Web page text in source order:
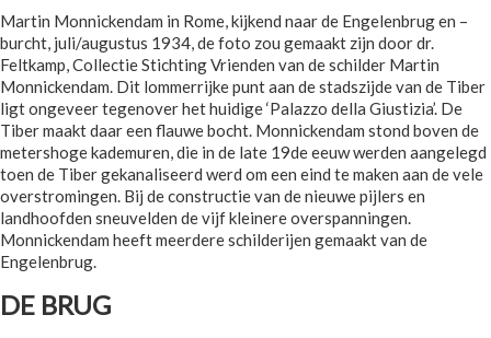
Martin Monnickendam in Rome, kijkend naar de Engelenbrug en –
burcht, juli/augustus 1934, de foto zou gemaakt zijn door dr.
Feltkamp, Collectie Stichting Vrienden van de schilder Martin
Monnickendam. Dit lommerrijke punt aan de stadszijde van de Tiber
ligt ongeveer tegenover het huidige ‘Palazzo della Giustizia’. De
Tiber maakt daar een flauwe bocht. Monnickendam stond boven de
metershoge kademuren, die in de late 19de eeuw werden aangelegd
toen de Tiber gekanaliseerd werd om een eind te maken aan de vele
overstromingen. Bij de constructie van de nieuwe pijlers en
landhoofden sneuvelden de vijf kleinere overspanningen.
Monnickendam heeft meerdere schilderijen gemaakt van de
Engelenbrug.
DE BRUG